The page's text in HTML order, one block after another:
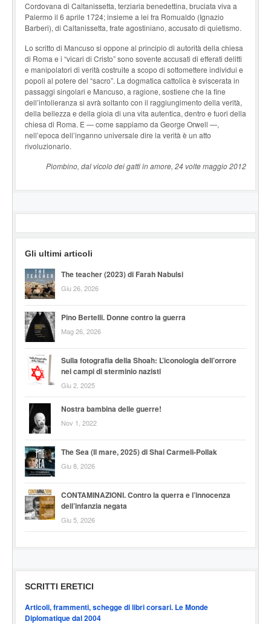
Cordovana di Caltanissetta, terziaria benedettina, bruciata viva a
Palermo il 6 aprile 1724; insieme a lei fra Romualdo (Ignazio
Barberi), di Caltanissetta, frate agostiniano, accusato di quietismo.
Lo scritto di Mancuso si oppone al principio di autorità della chiesa
di Roma e i “vicari di Cristo” sono sovente accusati di efferati delitti
e manipolatori di verità costruite a scopo di sottomettere individui e
popoli al potere del “sacro”. La dogmatica cattolica è sviscerata in
passaggi singolari e Mancuso, a ragione, sostiene che la fine
dell’intolleranza si avrà soltanto con il raggiungimento della verità,
della bellezza e della gioia di una vita autentica, dentro e fuori della
chiesa di Roma. E — come sappiamo da George Orwell —,
nell’epoca dell’inganno universale dire la verità è un atto
rivoluzionario.
Piombino, dal vicolo dei gatti in amore, 24 volte maggio 2012
Gli ultimi articoli
The teacher (2023) di Farah Nabulsi
Giu 26, 2026
Pino Bertelli. Donne contro la guerra
Mag 26, 2026
Sulla fotografia della Shoah: L’iconologia dell’orrore
nei campi di sterminio nazisti
Giu 2, 2025
Nostra bambina delle guerre!
Nov 1, 2022
The Sea (Il mare, 2025) di Shai Carmeli-Pollak
Giu 8, 2026
CONTAMINAZIONI. Contro la querra e l’innocenza
dell’infanzia negata
Giu 5, 2026
SCRITTI ERETICI
Articoli, frammenti, schegge di libri corsari. Le Monde
Diplomatique dal 2004